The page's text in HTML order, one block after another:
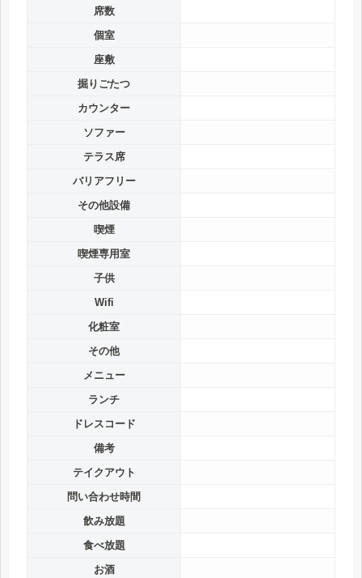
席数
個室
座敷
掘りごたつ
カウンター
ソファー
テラス席
バリアフリー
その他設備
喫煙
喫煙専用室
子供
Wifi
化粧室
その他
メニュー
ランチ
ドレスコード
備考
テイクアウト
問い合わせ時間
飲み放題
食べ放題
お酒